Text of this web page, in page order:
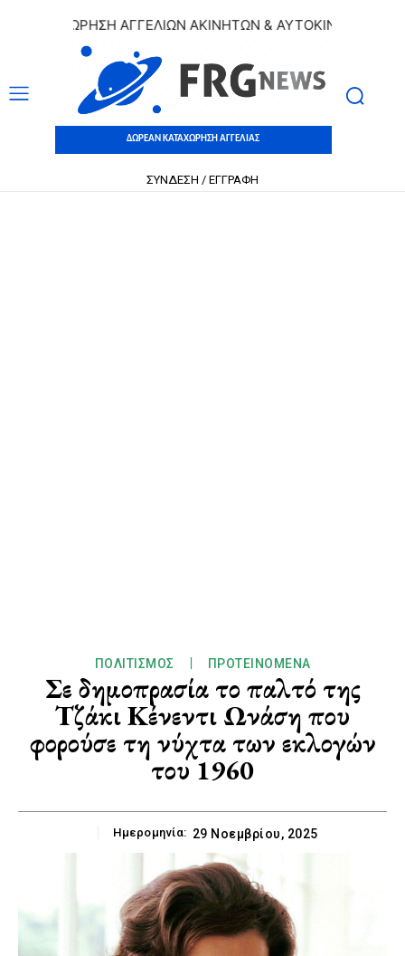
ΑΓΓΕΛΙΩΝ ΑΚΙΝΗΤΩΝ & ΑΥΤΟΚΙΝΗΤΩΝ |
ΔΩΡΕΑΝ ΚΑΤΑΧΩΡΗΣΗ ΑΓΓΕΛΙΑΣ
ΣΥΝΔΕΣΗ / ΕΓΓΡΑΦΗ
ΠΟΛΙΤΙΣΜΌΣ ΠΡΟΤΕΙΝΌΜΕΝΑ
Σε δημοπρασία το παλτό της
Τζάκι Κένεντι Ωνάση που
φορούσε τη νύχτα των εκλογών
του 1960
Ημερομηνία: 29 Νοεμβρίου, 2025